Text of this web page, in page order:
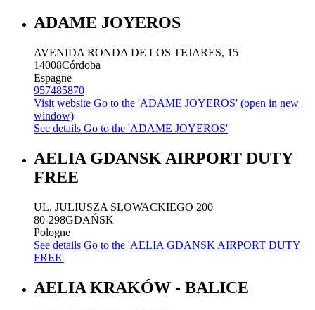
ADAME JOYEROS
AVENIDA RONDA DE LOS TEJARES, 15
14008Córdoba
Espagne
957485870
Visit website Go to the 'ADAME JOYEROS' (open in new
window)
See details Go to the 'ADAME JOYEROS'
AELIA GDANSK AIRPORT DUTY
FREE
UL. JULIUSZA SLOWACKIEGO 200
80-298GDAŃSK
Pologne
See details Go to the 'AELIA GDANSK AIRPORT DUTY
FREE'
AELIA KRAKÓW - BALICE